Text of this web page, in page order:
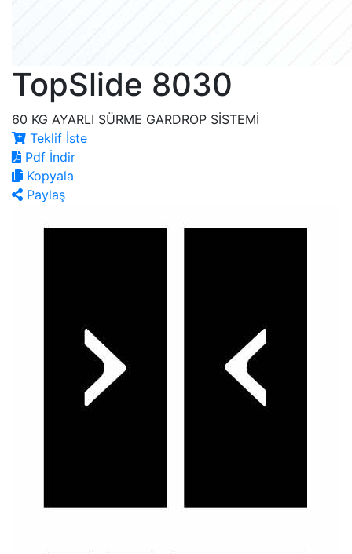
TopSlide 8030
60 KG AYARLI SÜRME GARDROP SİSTEMİ
Teklif İste
Pdf İndir
Kopyala
Paylaş